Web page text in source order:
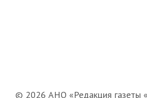
© 2026 АНО «Редакция газеты